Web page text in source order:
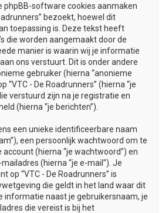
phpBB-software cookies aanmaken
bezoekt, hoewel dit
toepassing is. Deze tekst heeft
die worden aangemaakt door de
manier is waarin wij je informatie
ons verstuurt. Dit is onder andere
gebruiker (hierna “anonieme
“VTC - De Roadrunners” (hierna “je
verstuurd zijn na je registratie en
(hierna “je berichten”).
een unieke identificeerbare naam
een persoonlijk wachtwoord om te
(hierna “je wachtwoord”) en
(hierna “je e-mail”). Je
op “VTC - De Roadrunners” is
die geldt in het land waar dit
informatie naast je gebruikersnaam, je
die vereist is bij het